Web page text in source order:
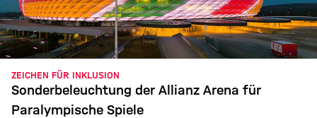
ZEICHEN FÜR INKLUSION
Sonderbeleuchtung der Allianz Arena für
Paralympische Spiele